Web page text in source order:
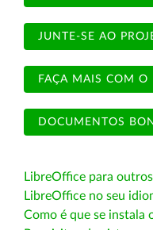
JUNTE-SE AO
FAÇA MAIS COM O
DOCUMENTOS
LibreOffice para
LibreOffice no seu
Como é que se instala